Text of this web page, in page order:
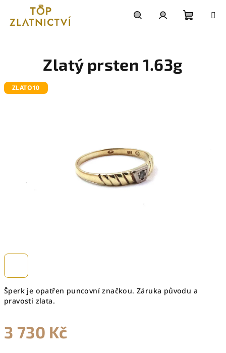
obsah
Šperk je opatřen puncovní značkou. Záruka původu a
pravosti zlata.
3 730 Kč
Zlatý prsten 1.63g
ZLATO10